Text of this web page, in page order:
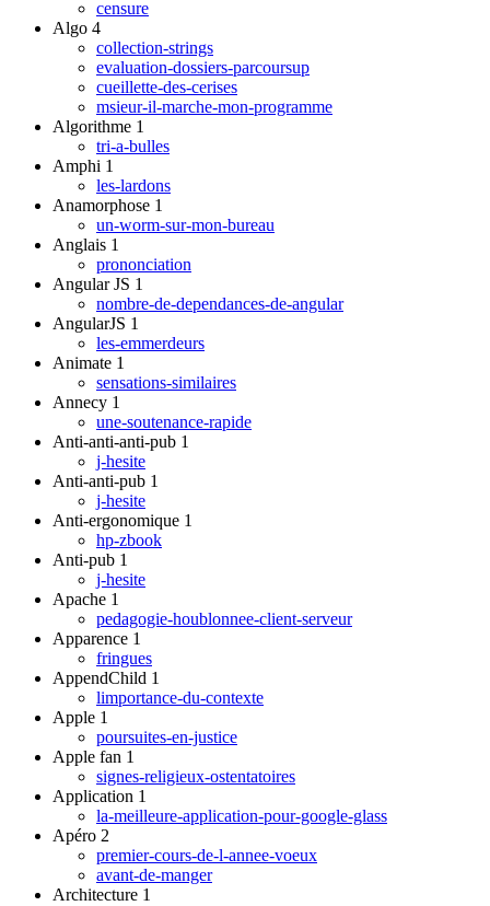
censure
Algo 4
collection-strings
evaluation-dossiers-parcoursup
cueillette-des-cerises
msieur-il-marche-mon-programme
Algorithme 1
tri-a-bulles
Amphi 1
les-lardons
Anamorphose 1
un-worm-sur-mon-bureau
Anglais 1
prononciation
Angular JS 1
nombre-de-dependances-de-angular
AngularJS 1
les-emmerdeurs
Animate 1
sensations-similaires
Annecy 1
une-soutenance-rapide
Anti-anti-anti-pub 1
j-hesite
Anti-anti-pub 1
j-hesite
Anti-ergonomique 1
hp-zbook
Anti-pub 1
j-hesite
Apache 1
pedagogie-houblonnee-client-serveur
Apparence 1
fringues
AppendChild 1
limportance-du-contexte
Apple 1
poursuites-en-justice
Apple fan 1
signes-religieux-ostentatoires
Application 1
la-meilleure-application-pour-google-glass
Apéro 2
premier-cours-de-l-annee-voeux
avant-de-manger
Architecture 1